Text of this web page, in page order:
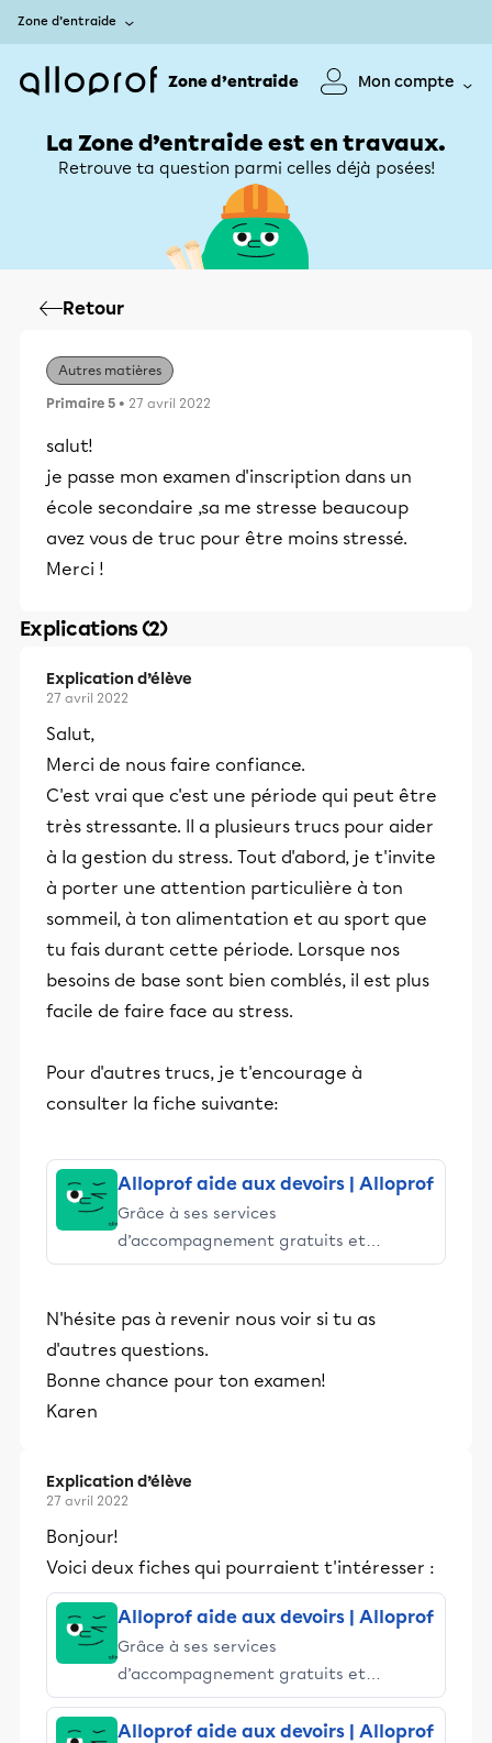
Zone d’entraide
Zone d’entraide Mon compte
La Zone d’entraide est en travaux.
Retrouve ta question parmi celles déjà posées!
Retour
Autres matières
Primaire 5 • 27 avril 2022
salut!
je passe mon examen d'inscription dans un
école secondaire ,sa me stresse beaucoup
avez vous de truc pour être moins stressé.
Merci !
Explications (2)
Explication d’élève
27 avril 2022
Salut,
Merci de nous faire confiance.
C'est vrai que c'est une période qui peut être
très stressante. Il a plusieurs trucs pour aider
à la gestion du stress. Tout d'abord, je t'invite
à porter une attention particulière à ton
sommeil, à ton alimentation et au sport que
tu fais durant cette période. Lorsque nos
besoins de base sont bien comblés, il est plus
facile de faire face au stress.
Pour d'autres trucs, je t'encourage à
consulter la fiche suivante:
Alloprof aide aux devoirs | Alloprof
Grâce à ses services
d’accompagnement gratuits et
stimulants, Alloprof engage les élèves
éducative.
N'hésite pas à revenir nous voir si tu as
d'autres questions.
Bonne chance pour ton examen!
Karen
Explication d’élève
27 avril 2022
Bonjour!
Voici deux fiches qui pourraient t'intéresser :
Alloprof aide aux devoirs | Alloprof
Grâce à ses services
d’accompagnement gratuits et
stimulants, Alloprof engage les élèves
et leurs parents dans la réussite
Alloprof aide aux devoirs | Alloprof